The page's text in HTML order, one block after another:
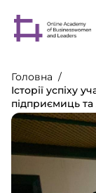
Головна
Історії успіху
підприємиць та